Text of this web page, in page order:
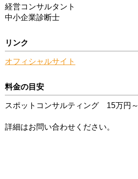
経営コンサルタント
中小企業診断士
リンク
オフィシャルサイト
料金の目安
スポットコンサルティング 15万円～
詳細はお問い合わせください。